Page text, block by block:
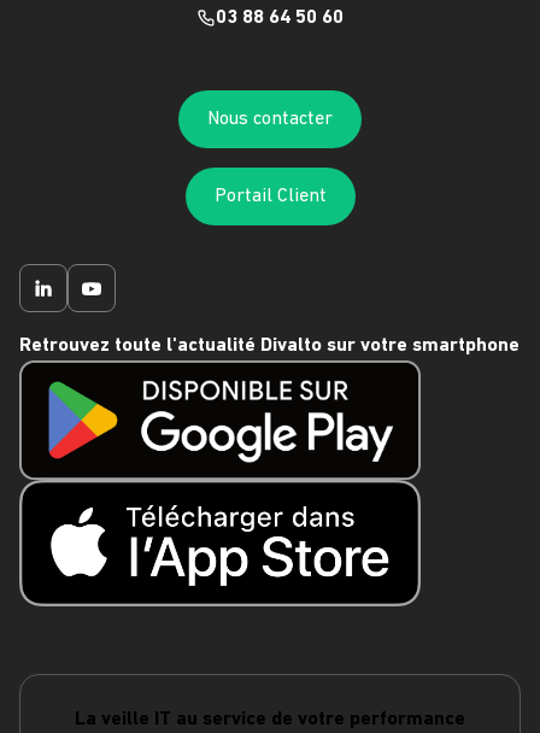
03 88 64 50 60
Nous contacter
Portail Client
Retrouvez toute l'actualité Divalto sur votre smartphone
La veille IT au service de votre performance